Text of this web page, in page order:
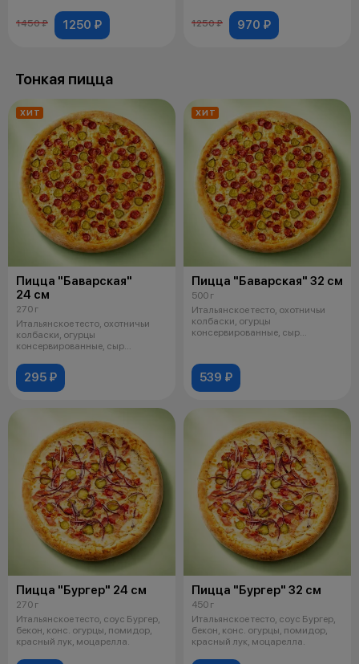
1450 ₽
1250 ₽
1250 ₽
970 ₽
Тонкая пицца
ХИТ
Пицца "Баварская"
24 см
270 г
Итальянское тесто, охотничьи
колбаски, огурцы
консервированные, сыр
295 ₽
ХИТ
Пицца "Баварская" 32 см
500 г
Итальянское тесто, охотничьи
колбаски, огурцы
консервированные, сыр
539 ₽
Пицца "Бургер" 24 см
270 г
Итальянское тесто, соус Бургер,
бекон, конс. огурцы, помидор,
красный лук, моцарелла.
Пицца "Бургер" 32 см
450 г
Итальянское тесто, соус Бургер,
бекон, конс. огурцы, помидор,
красный лук, моцарелла.